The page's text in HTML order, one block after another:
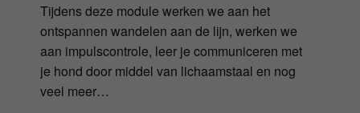
Tijdens deze module werken we aan het
ontspannen wandelen aan de lijn, werken we
aan impulscontrole, leer je communiceren met
je hond door middel van lichaamstaal en nog
veel meer…